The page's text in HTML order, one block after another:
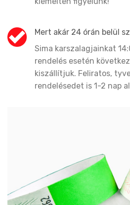
Mert akár 24 órán belül
Sima karszalagjainkat
rendelés esetén
kiszállítjuk. Feliratos,
rendelésedet is 1-2 nap